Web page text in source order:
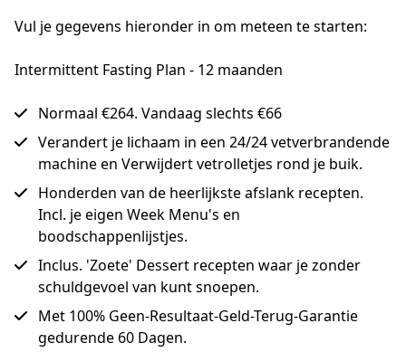
Vul je gegevens hieronder in om meteen te starten:
Intermittent Fasting Plan - 12 maanden
Normaal €264. Vandaag slechts €66
Verandert je lichaam in een 24/24 vetverbrandende
machine en Verwijdert vetrolletjes rond je buik.
Honderden van de heerlijkste afslank recepten.
Incl. je eigen Week Menu's en
boodschappenlijstjes.
Inclus. 'Zoete' Dessert recepten waar je zonder
schuldgevoel van kunt snoepen.
Met 100% Geen-Resultaat-Geld-Terug-Garantie
gedurende 60 Dagen.